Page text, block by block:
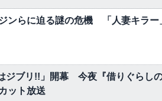
ンらに迫る謎の危機 「人妻キラー
ジブリ!!」開幕 今夜『借りぐらし
ット放送